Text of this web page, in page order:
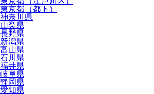
東京都（都下）
神奈川県
山梨県
長野県
新潟県
富山県
石川県
福井県
岐阜県
静岡県
愛知県